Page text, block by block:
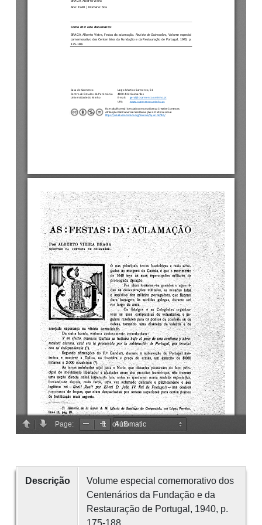
Descrição
Volume especial comemorativo dos
Centenários da Fundação e da
Restauração de Portugal, 1940, p.